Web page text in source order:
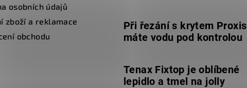
osobních údajů
zboží a reklamace
obchodu
Při řezání s krytem Proxis
máte vodu pod kontrolou
Tenax Fixtop je oblíbené
lepidlo a tmel na jolly